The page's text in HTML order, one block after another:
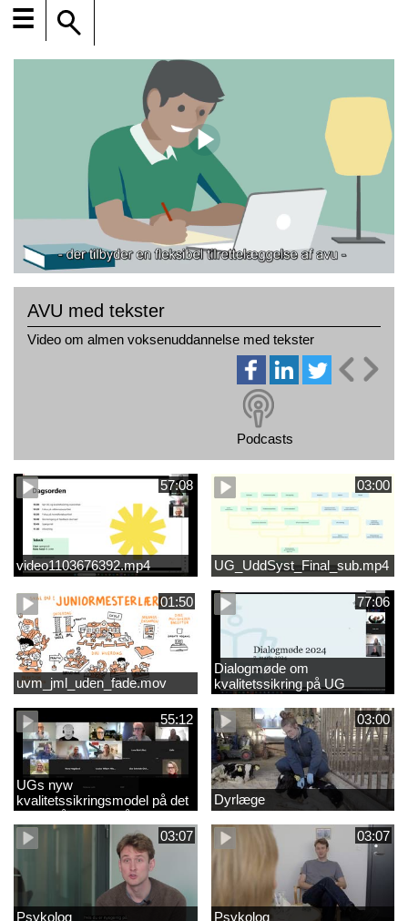
☰
AVU med tekster
Video om almen voksenuddannelse med tekster
Podcasts
57:08
video1103676392.mp4
03:00
UG_UddSyst_Final_sub.mp4
01:50
uvm_jml_uden_fade.mov
77:06
Dialogmøde om
kvalitetssikring på UG
55:12
UGs nyw
kvalitetssikringsmodel på det
videregående område
03:00
Dyrlæge
03:07
Psykolog
03:07
Psykolog